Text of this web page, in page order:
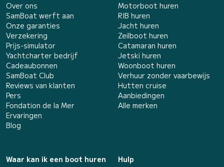
Over ons
SamBoat werft aan
Onze garanties
Verzekering
Prijs-simulator
Yachtcharter bedrijf
Cadeaubonnen
SamBoat Club
Reviews van klanten
Pers
Fondation de la Mer
Ervaringen
Blog
Motorboot huren
RIB huren
Jacht huren
Zeilboot huren
Catamaran huren
Jetski huren
Woonboot huren
Verhuur zonder vaarbewijs
Hutten cruise
Aanbiedingen
Alle merken
Waar kan ik een boot huren
Hulp